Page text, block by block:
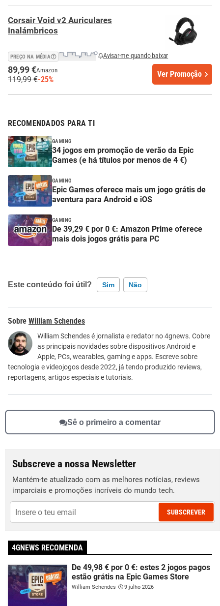
Corsair Void v2 Auriculares
Inalámbricos
PREÇO NA MÉDIA Avisar-me quando baixar
89,99 €Amazon
119,99 €-25%
Ver Promoção
RECOMENDADOS PARA TI
GAMING
34 jogos em promoção de verão da Epic
Games (e há títulos por menos de 4 €)
GAMING
Epic Games oferece mais um jogo grátis de
aventura para Android e iOS
GAMING
De 39,29 € por 0 €: Amazon Prime oferece
mais dois jogos grátis para PC
Este conteúdo foi útil? Sim Não
Este conteúdo contém informação incorreta
Este conteúdo não tem a informação que procuro
Outro
William Schendes
William Schendes é jornalista e redator no 4gnews. Cobre
as principais novidades sobre dispositivos Android e
Apple, PCs, wearables, gaming e apps. Escreve sobre
tecnologia e videojogos desde 2022, já tendo produzido reviews,
reportagens, artigos especiais e tutoriais.
Sê o primeiro a comentar
Subscreve a nossa Newsletter
Mantém-te atualizado com as melhores notícias, reviews
imparciais e promoções incríveis do mundo tech.
SUBSCREVER
4GNEWS RECOMENDA
De 49,98 € por 0 €: estes 2 jogos pagos
estão grátis na Epic Games Store
William Schendes 9 julho 2026